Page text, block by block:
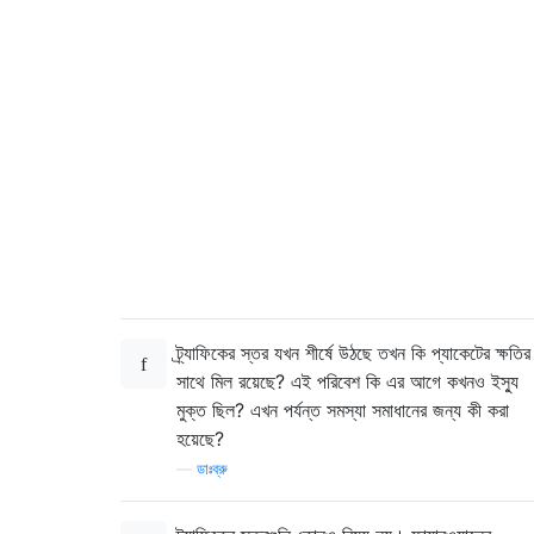
ট্র্যাফিকের স্তর যখন শীর্ষে উঠছে তখন কি প্যাকেটের ক্ষতির
সাথে মিল রয়েছে? এই পরিবেশ কি এর আগে কখনও ইস্যু
মুক্ত ছিল? এখন পর্যন্ত সমস্যা সমাধানের জন্য কী করা
হয়েছে?
ডাঃব্রু